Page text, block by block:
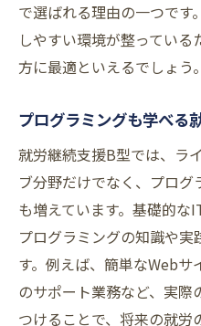
イラストや動画
ピアサポートで
コツ
プログラミング
土日でも学べる
ピアサポートを通じ
就労継続支援B型
ト
ライブコマース
切さ
で選ばれる理由の一つです
しやすい環境が整ってい
方に最適といえるでしょう。
プログラミングも学べる
就労継続支援B型では、ラ
ブ分野だけでなく、プロ
も増えています。基礎的
プログラミングの知識や
す。例えば、簡単なWebサ
のサポート業務など、実
つけることで、将来の就労